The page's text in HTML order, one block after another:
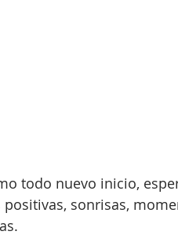
todo nuevo inicio,
sonrisas,